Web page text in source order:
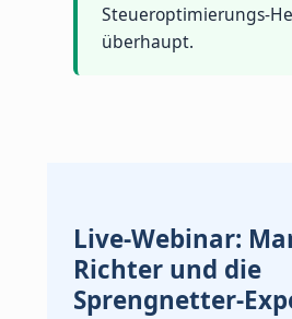
Steueroptimierungs-
überhaupt.
Live-Webinar:
Richter und die
Sprengnetter-